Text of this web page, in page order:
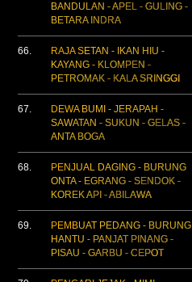
BANDULAN - APEL - GULING -
BETARA INDRA
66.
RAJA SETAN - IKAN HIU -
KAYANG - KLOMPEN -
PETROMAK - KALA SRINGGI
67.
DEWA BUMI - JERAPAH -
SAWATAN - SUKUN - GELAS -
ANTA BOGA
68.
PENJUAL DAGING - BURUNG
ONTA - EGRANG - SENDOK -
KOREK API - ABILAWA
69.
PEMBUAT PEDANG - BURUNG
HANTU - PANJAT PINANG -
PISAU - GARBU - CEPOT